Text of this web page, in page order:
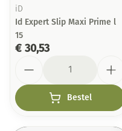
iD
Id Expert Slip Maxi Prime l
15
€ 30,53
Bestel